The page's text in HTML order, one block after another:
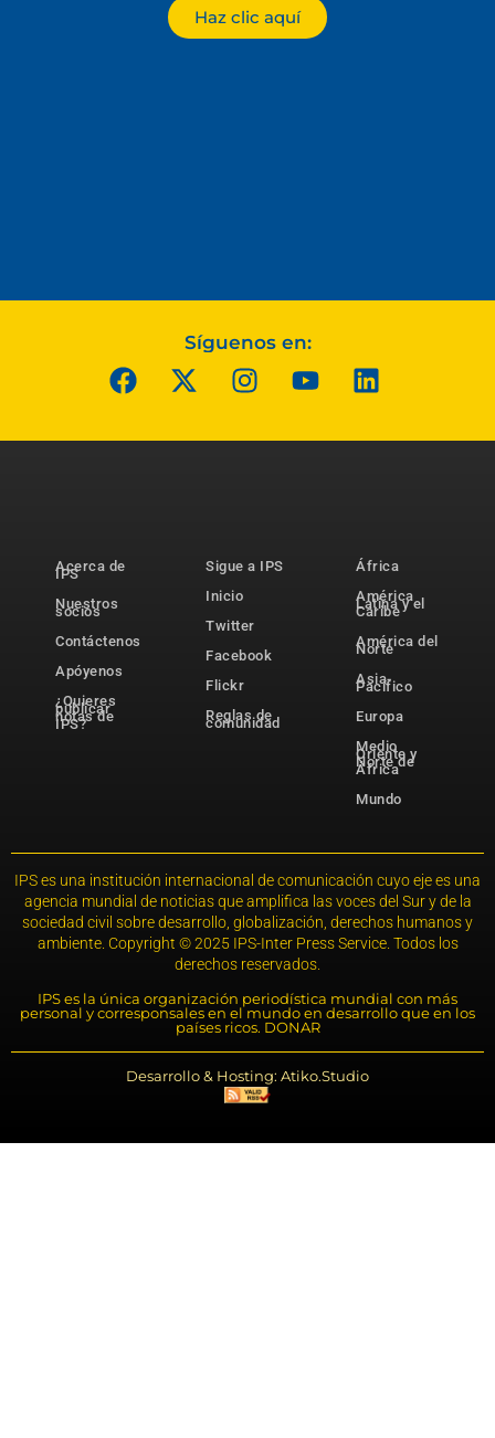
Haz clic aquí
Síguenos en:
Acerca de
IPS
Nuestros
socios
Contáctenos
Apóyenos
¿Quieres
publicar
notas de
IPS?
Sigue a IPS
Inicio
Twitter
Facebook
Flickr
Reglas de
comunidad
África
América
Latina y el
Caribe
América del
Norte
Asia-
Pacífico
Europa
Medio
Oriente y
Norte de
África
Mundo
IPS es una institución internacional de comunicación cuyo eje es una
agencia mundial de noticias que amplifica las voces del Sur y de la
sociedad civil sobre desarrollo, globalización, derechos humanos y
ambiente. Copyright © 2025 IPS-Inter Press Service. Todos los
derechos reservados.
IPS es la única organización periodística mundial con más
personal y corresponsales en el mundo en desarrollo que en los
países ricos. DONAR
Desarrollo & Hosting: Atiko.Studio